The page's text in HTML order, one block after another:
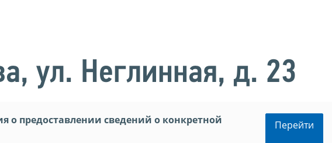
ул. Неглинная, д. 23
Перейти
о предоставлении сведений о конкретной